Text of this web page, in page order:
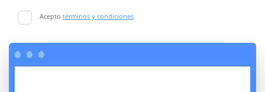
Acepto términos y condiciones